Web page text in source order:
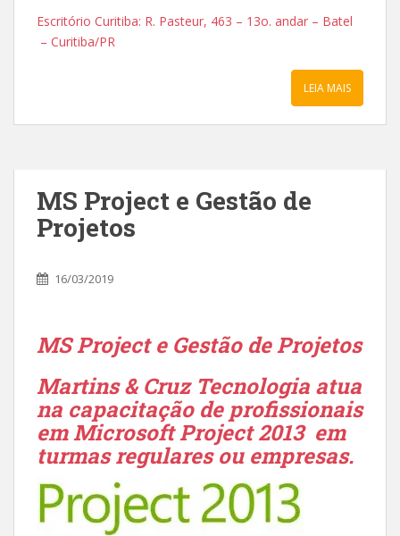
Escritório Curitiba: R. Pasteur, 463 – 13o. andar – Batel
– Curitiba/PR
LEIA MAIS
MS Project e Gestão de
Projetos
16/03/2019
MS Project e Gestão de Projetos
Martins & Cruz Tecnologia atua
na capacitação de profissionais
em Microsoft Project 2013 em
turmas regulares ou empresas.